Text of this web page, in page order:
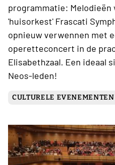
programmatie: Melodieën
'huisorkest' Frascati
opnieuw verwennen met
operetteconcert in de
Elisabethzaal. Een ideaal
Neos-leden!
CULTURELE EVENEMENTEN